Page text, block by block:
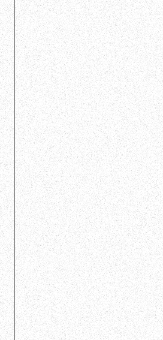
pour une personne physique
pour une personne morale